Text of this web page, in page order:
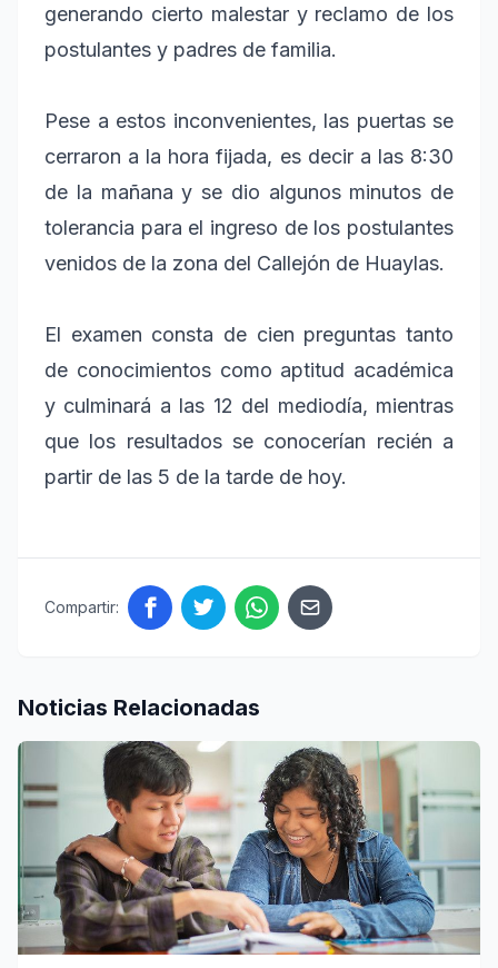
generando cierto malestar y reclamo de los
postulantes y padres de familia.
Pese a estos inconvenientes, las puertas se
cerraron a la hora fijada, es decir a las 8:30
de la mañana y se dio algunos minutos de
tolerancia para el ingreso de los postulantes
venidos de la zona del Callejón de Huaylas.
El examen consta de cien preguntas tanto
de conocimientos como aptitud académica
y culminará a las 12 del mediodía, mientras
que los resultados se conocerían recién a
partir de las 5 de la tarde de hoy.
Compartir:
Noticias Relacionadas